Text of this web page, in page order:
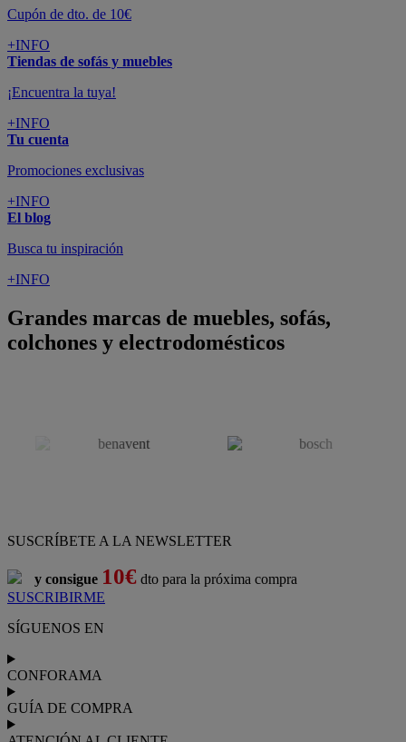
Cupón de dto. de 10€
+INFO
Tiendas de sofás y muebles
¡Encuentra la tuya!
+INFO
Tu cuenta
Promociones exclusivas
+INFO
El blog
Busca tu inspiración
+INFO
Grandes marcas de muebles, sofás,
colchones y electrodomésticos
SUSCRÍBETE A LA NEWSLETTER
y consigue 10€ dto para la próxima compra
SUSCRIBIRME
SÍGUENOS EN
CONFORAMA
GUÍA DE COMPRA